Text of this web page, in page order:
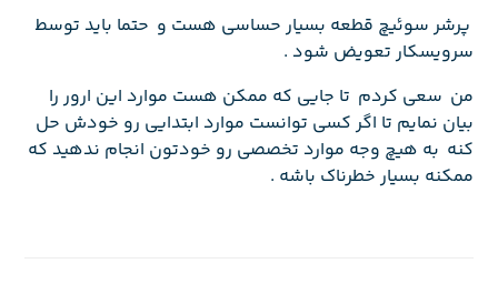
پرشر سوئیچ قطعه بسیار حساسی هست و حتما باید توسط
سرویسکار تعویض شود .
من سعی کردم تا جایی که ممکن هست موارد این ارور را
بیان نمایم تا اگر کسی توانست موارد ابتدایی رو خودش حل
کنه به هیچ وجه موارد تخصصی رو خودتون انجام ندهید که
ممکنه بسیار خطرناک باشه .